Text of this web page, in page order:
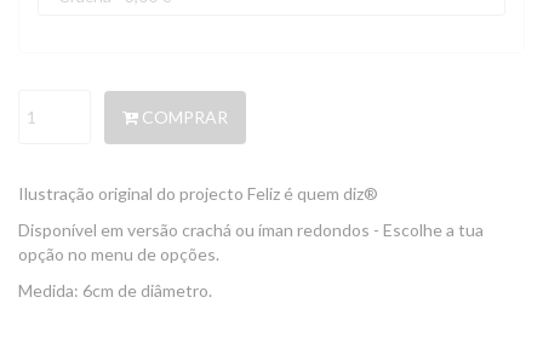
COMPRAR
Ilustração original do projecto Feliz é quem diz®
Disponível em versão crachá ou íman redondos - Escolhe a tua
opção no menu de opções.
Medida: 6cm de diâmetro.